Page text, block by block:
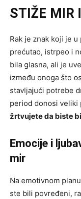
STIŽE MIR
Rak je znak koji je
prećutao, istrpeo i
bila glasna, ali je
između onoga što
stavljajući potrebe
period donosi veliki
žrtvujete da biste
Emocije i
mir
Na emotivnom
ste bili povređeni,